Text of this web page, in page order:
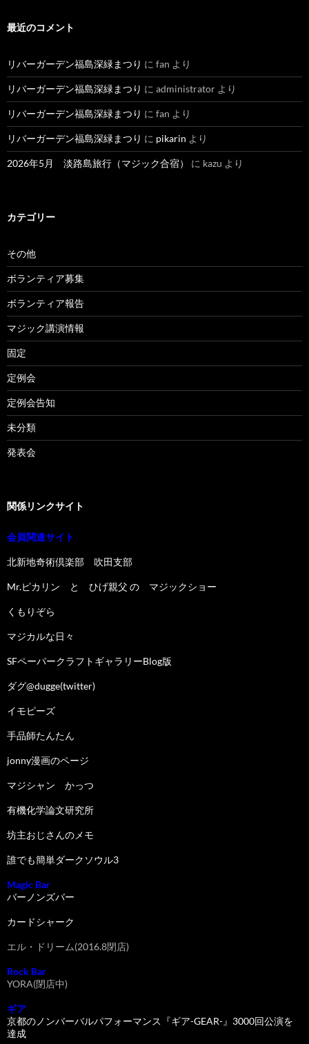
最近のコメント
リバーガーデン福島深緑まつり に fan より
リバーガーデン福島深緑まつり に administrator より
リバーガーデン福島深緑まつり に fan より
リバーガーデン福島深緑まつり に pikarin より
2026年5月 淡路島旅行（マジック合宿） に kazu より
カテゴリー
その他
ボランティア募集
ボランティア報告
マジック講演情報
固定
定例会
定例会告知
未分類
発表会
関係リンクサイト
会員関連サイト
北新地奇術倶楽部 吹田支部
Mr.ピカリン と ひげ親父 の マジックショー
くもりぞら
マジカルな日々
SFペーパークラフトギャラリーBlog版
ダグ@dugge(twitter)
イモピーズ
手品師たんたん
jonny漫画のページ
マジシャン かっつ
有機化学論文研究所
坊主おじさんのメモ
誰でも簡単ダークソウル3
Magic Bar
バーノンズバー
カードシャーク
エル・ドリーム(2016.8閉店)
Rock Bar
YORA(閉店中)
ギア
京都のノンバーバルパフォーマンス『ギア-GEAR-』3000回公演を
達成